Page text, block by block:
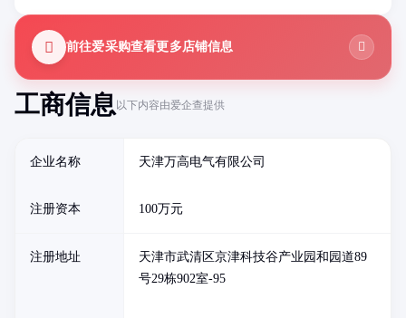
工商信息以下内容由爱企查提供
企业名称 天津万高电气有限公司
注册资本 100万元
注册地址
天津市武清区京津科技谷产业园和园道89
号29栋902室-95
前往爱采购查看更多店铺信息